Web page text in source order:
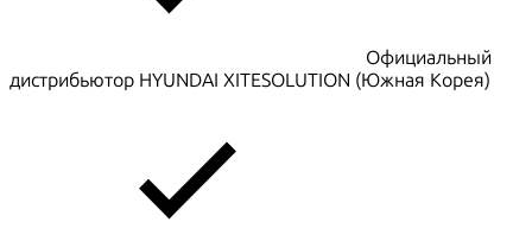
Официальный
дистрибьютор HYUNDAI XITESOLUTION (Южная Корея)